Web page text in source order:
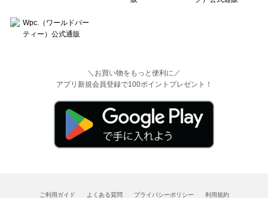
＼お買い物をもっと便利に／
アプリ新規会員登録で100ポイントプレゼント！
ご利用ガイド よくある質問 プライバシーポリシー 利用規約